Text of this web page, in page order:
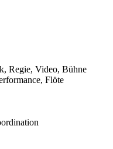
Regie, Video, Bühne
Flöte